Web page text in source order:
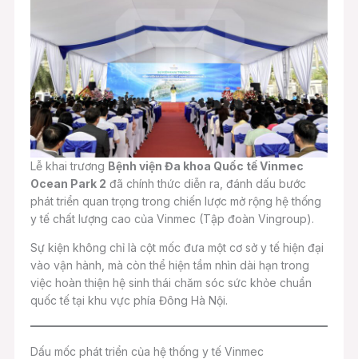
Lễ khai trương Bệnh viện Đa khoa Quốc tế Vinmec
Ocean Park 2 đã chính thức diễn ra, đánh dấu bước
phát triển quan trọng trong chiến lược mở rộng hệ thống
y tế chất lượng cao của Vinmec (Tập đoàn Vingroup).
Sự kiện không chỉ là cột mốc đưa một cơ sở y tế hiện đại
vào vận hành, mà còn thể hiện tầm nhìn dài hạn trong
việc hoàn thiện hệ sinh thái chăm sóc sức khỏe chuẩn
quốc tế tại khu vực phía Đông Hà Nội.
Dấu mốc phát triển của hệ thống y tế Vinmec